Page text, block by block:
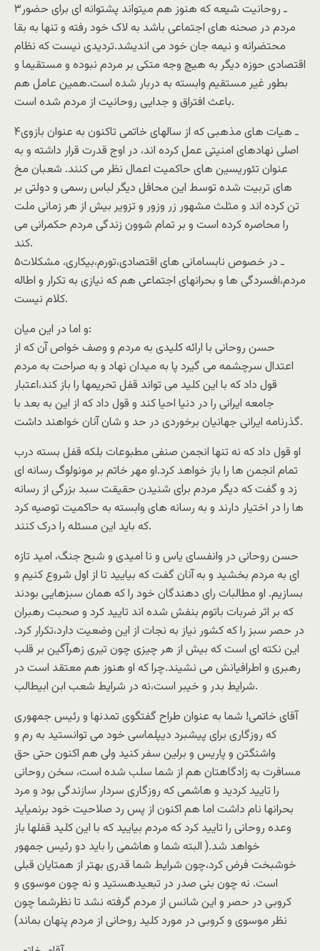
۳ـ روحانيت شيعه که هنوز هم ميتواند پشتوانه ای برای حضور
مردم در صحنه های اجتماعی باشد به لاک خود رفته و تنها به بقا
محتضرانه و نيمه جان خود می انديشد.ترديدی نيست که نظام
اقتصادی حوزه ديگر به هيچ وجه متکی بر مردم نبوده و مستقيما و
بطور غير مستقيم وابسته به دربار شده است.همين عامل هم
باعث افتراق و جدايی روحانيت از مردم شده است.
۴ـ هيات های مذهبی که از سالهای خاتمی تاکنون به عنوان بازوی
اصلی نهادهای امنيتی عمل کرده اند، در اوج قدرت قرار داشته و به
عنوان تئوريسين های حاکميت اعمال نظر می کنند. شعبان مخ
های تربيت شده توسط اين محافل ديگر لباس رسمی و دولتی بر
تن کرده اند و مثلث مشهور زر وزور و تزوير بيش از هر زمانی ملت
را محاصره کرده است و بر تمام شوون زندگی مردم حکمرانی می
کند.
۵ـ در خصوص نابسامانی های اقتصادی،تورم،بيکاری، مشکلات
مردم،افسردگی ها و بحرانهای اجتماعی هم که نيازی به تکرار و اطاله
کلام نيست.
و اما در اين ميان:
حسن روحانی با ارائه کليدی به مردم و وصف خواص آن که از
اعتدال سرچشمه می گيرد پا به ميدان نهاد و به صراحت به مردم
قول داد که با اين کليد می تواند قفل تحريمها را باز کند،اعتبار
جامعه ايرانی را در دنيا احيا کند و قول داد که از اين به بعد با
گذرنامه ايرانی جهانيان برخوردی در حد و شان آنان خواهند داشت.
او قول داد که نه تنها انجمن صنفی مطبوعات بلکه قفل بسته درب
تمام انجمن ها را باز خواهد کرد.او مهر خاتم بر مونولوگ رسانه ای
زد و گفت که ديگر مردم برای شنيدن حقيقت سبد بزرگی از رسانه
ها را در اختيار دارند و به رسانه های وابسته به حاکميت توصيه کرد
که بايد اين مسئله را درک کنند.
حسن روحانی در وانفسای ياس و نا اميدی و شبح جنگ، اميد تازه
ای به مردم بخشيد و به آنان گفت که بياييد تا از اول شروع کنيم و
بسازيم. او مطالبات رای دهندگان خود را که همان سبزهايی بودند
که بر اثر ضربات باتوم بنفش شده اند تاييد کرد و صحبت رهبران
در حصر سبز را که کشور نياز به نجات از اين وضعيت دارد،تکرار کرد.
اين نکته ای است که بيش از هر چيزی چون تيری زهرآگين بر قلب
رهبری و اطرافيانش می نشيند.چرا که او هنوز هم معتقد است در
شرايط بدر و خيبر است،نه در شرايط شعب ابن ابيطالب.
آقای خاتمی! شما به عنوان طراح گفتگوی تمدنها و رئيس جمهوری
که روزگاری برای پيشبرد ديپلماسی خود می توانستيد به رم و
واشنگتن و پاريس و برلين سفر کنيد ولی هم اکنون حتی حق
مسافرت به زادگاهتان هم از شما سلب شده است، سخن روحانی
را تاييد کرديد و هاشمی که روزگاری سردار سازندگی بود و مرد
بحرانها نام داشت اما هم اکنون از پس رد صلاحيت خود برنميايد
وعده روحانی را تاييد کرد که مردم بياييد که با اين کليد قفلها باز
خواهد شد.( البته شما و هاشمی را بايد دو رئيس جمهور
خوشبخت فرض کرد،چون شرايط شما قدری بهتر از همتايان قبلی
است. نه چون بنی صدر در تبعيدهستيد و نه چون موسوی و
کروبی در حصر و اين شانس از مردم گرفته نشد تا نظرشما چون
نظر موسوی و کروبی در مورد کليد روحانی از مردم پنهان بماند)